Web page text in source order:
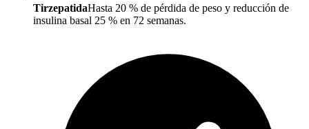
TirzepatidaHasta 20 % de pérdida de peso y reducción de
insulina basal 25 % en 72 semanas.